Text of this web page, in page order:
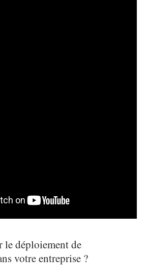
le déploiement de
votre entreprise ?